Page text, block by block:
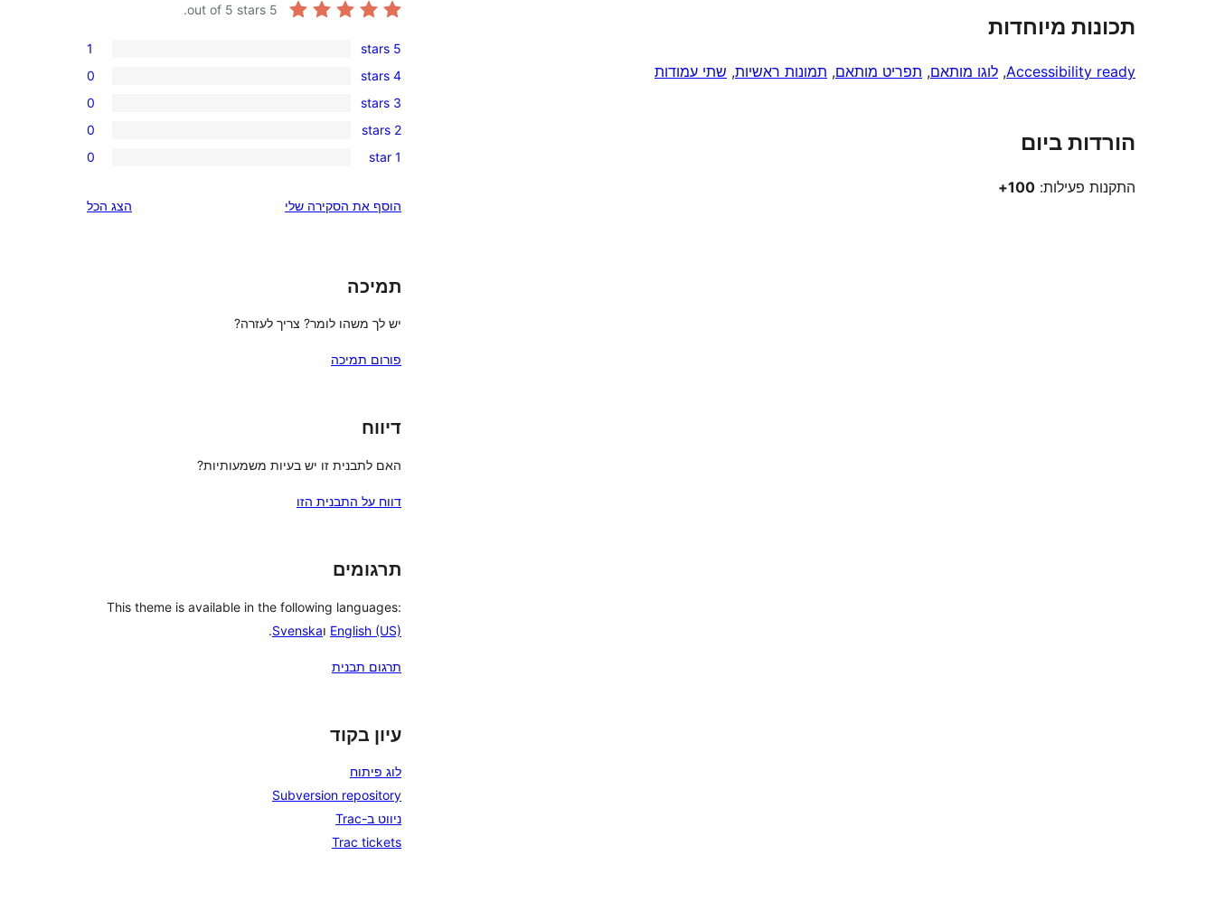
תכונות מיוחדות
Accessibility ready
, לוגו מותאם, תפריט מותאם, תמונות ראשיות, שתי עמודות
הורדות ביום
התקנות פעילות: 100+
5
1
5-
star
review
5 stars
1
0
4-
star
reviews
4 stars
0
0
3-
star
3 stars
0
0
reviews
2 stars
0
0
star
1 star
0
הוסף את הסקירה שלי הצג הכל
תמיכה
יש לך משהו לומר? צריך לעזרה?
פורום תמיכה
דיווח
האם לתבנית זו יש בעיות משמעותיות?
דווח על התבנית הזו
תרגומים
This theme is available in the following languages:
English (US) וSvenska
.
תרגום תבנית
עיון בקוד
לוג פיתוח
Subversion repository
ניווט ב-Trac
Trac tickets